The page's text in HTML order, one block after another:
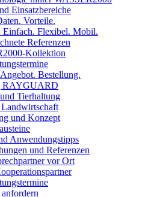
Einsatzbereiche
Vorteile.
Einfach. Flexibel. Mobil.
Referenzen
Kollektion
Bestellung.
RAYGUARD
Tierhaltung
Landwirtschaft
und Konzept
Anwendungstipps
und Referenzen
vor Ort